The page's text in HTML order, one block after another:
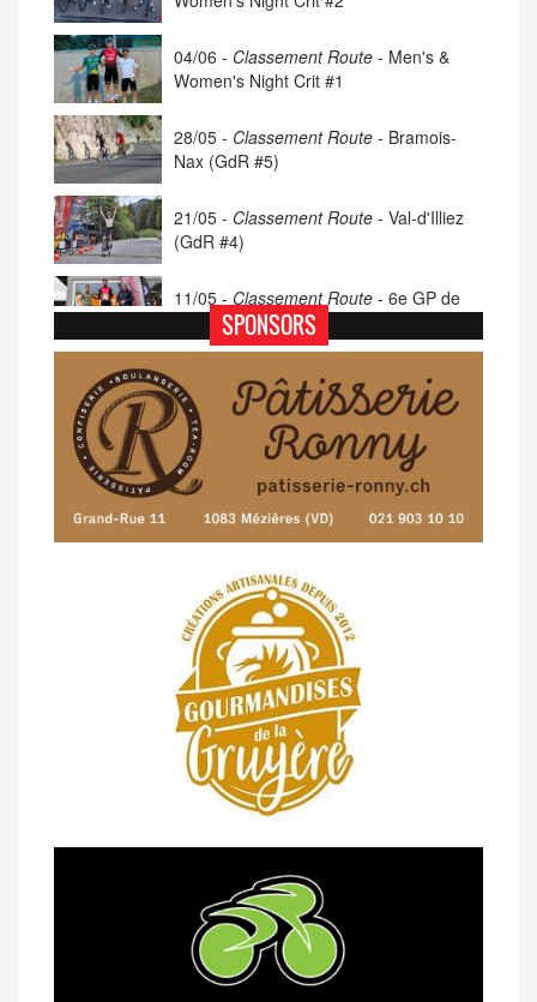
04/06 - Classement Route - Men's &
Women's Night Crit #1
28/05 - Classement Route - Bramois-
Nax (GdR #5)
21/05 - Classement Route - Val-d'Illiez
(GdR #4)
11/05 - Classement Route - 6e GP de
Porsel (TdC #4)
07/05 - Classement Route -
Blonay-Les
Pléiades (GdR #3)
23/04 - Classement Route -4e Pringy -
Moléson (TdC #3)
14/04 -Photos -Les photos du 5e GP
14/04 -Classement Route -
Semsales (TdC #2)
SPONSORS